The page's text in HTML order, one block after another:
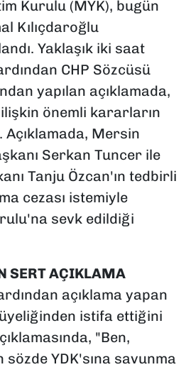
Kurulu (MYK), bugün
Kılıçdaroğlu
Yaklaşık iki saat
CHP Sözcüsü
yapılan açıklamada,
önemli kararların
Açıklamada, Mersin
Serkan Tuncer ile
Tanju Özcan'ın tedbirli
cezası istemiyle
sevk edildiği
SERT AÇIKLAMA
açıklama yapan
istifa ettiğini
"Ben,
sözde YDK'sına savunma